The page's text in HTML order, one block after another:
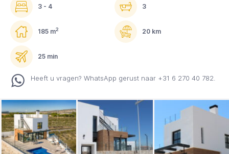
3 - 4 3
185 m2 20 km
25 min
Heeft u vragen? WhatsApp gerust naar +31 6 270 40 782.